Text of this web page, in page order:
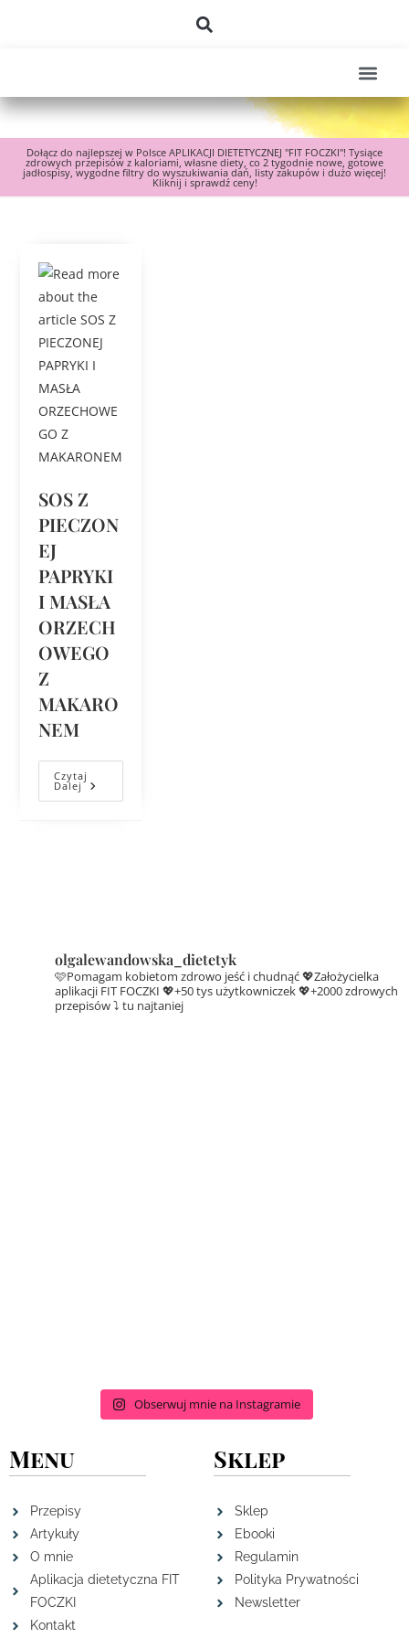
Dołącz do najlepszej w Polsce APLIKACJI DIETETYCZNEJ "FIT FOCZKI"! Tysiące
zdrowych przepisów z kaloriami, własne diety, co 2 tygodnie nowe, gotowe
jadłospisy, wygodne filtry do wyszukiwania dań, listy zakupów i dużo więcej!
Kliknij i sprawdź ceny!
SOS Z
PIECZON
EJ
PAPRYKI
I MASŁA
ORZECH
OWEGO
Z
MAKARO
NEM
Czytaj
Dalej
olgalewandowska_dietetyk
🩷Pomagam kobietom zdrowo jeść i chudnąć💖Założycielka
aplikacji FIT FOCZKI 💖+50 tys użytkowniczek💖+2000 zdrowych
przepisów ⤵️ tu najtaniej
Obserwuj mnie na Instagramie
Menu
Przepisy
Artykuły
O mnie
Aplikacja dietetyczna FIT
FOCZKI
Kontakt
Sklep
Sklep
Ebooki
Regulamin
Polityka Prywatności
Newsletter